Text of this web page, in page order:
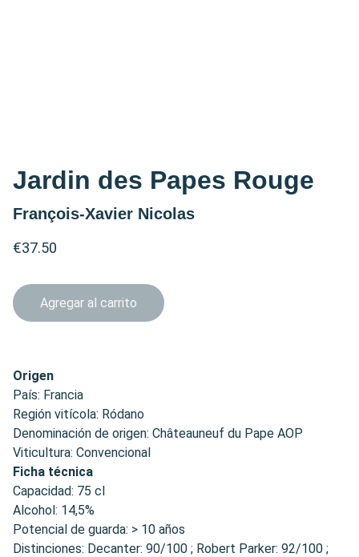
Jardin des Papes Rouge
François-Xavier Nicolas
€37.50
Agregar al carrito
Origen
País: Francia
Región vitícola: Ródano
Denominación de origen: Châteauneuf du Pape AOP
Viticultura: Convencional
Ficha técnica
Capacidad: 75 cl
Alcohol: 14,5%
Potencial de guarda: > 10 años
Distinciones: Decanter: 90/100 ; Robert Parker: 92/100 ;